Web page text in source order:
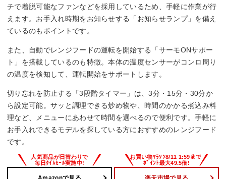
チで着脱可能なファンなどを採用しているため、手軽に作業が行
えます。お手入れ時期をお知らせする「お知らせランプ」を備え
ているのもポイントです。
また、自動でレンジフードの運転を開始する「サーモONサポー
ト」を搭載しているのも特徴。本体の温度センサーがコンロ周り
の温度を検知して、運転開始をサポートします。
切り忘れを防止する「3段階タイマー」は、3分・15分・30分か
ら設定可能。サッと調理できる炒め物や、時間のかかる煮込み料
理など、メニューにあわせて時間を選べるので便利です。手軽に
お手入れできるモデルを探している方におすすめのレンジフード
です。